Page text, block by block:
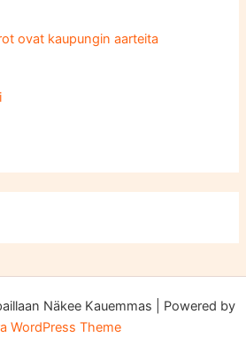
ovat kaupungin aarteita
Näkee Kauemmas | Powered by
WordPress Theme